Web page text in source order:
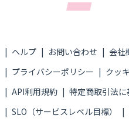
ヘルプ お問い合わせ 会社
プライバシーポリシー
クッ
API利用規約
特定商取引法
SLO（サービスレベル目標）